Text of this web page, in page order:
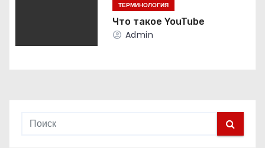
о
ТЕРМИНОЛОГИЯ
Что такое YouTube
Admin